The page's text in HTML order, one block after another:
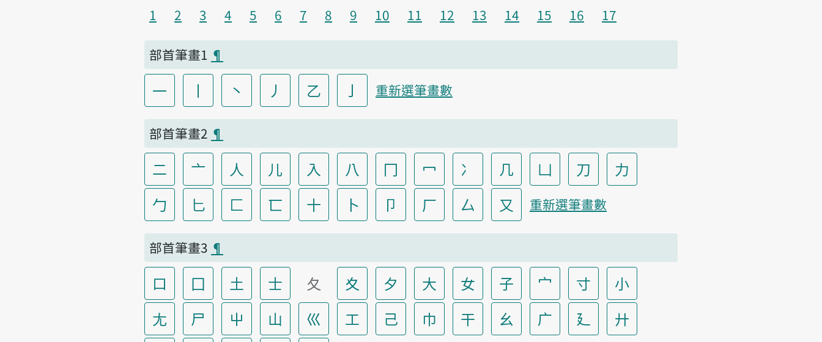
1
2 3 4 5 6 7 8 9 10 11 12 13 14 15 16 17
部首筆畫1 ¶
一 丨 丶 丿 乙 亅 重新選筆畫數
部首筆畫2 ¶
二 亠 人 儿 入 八 冂 冖 冫 几 凵 刀
力
勹
匕 匚 匸 十 卜 卩 厂 厶 又 重新選筆畫數
部首筆畫3 ¶
口 囗 土 士 夂 夊 夕 大 女 子 宀 寸
小
尢
尸 屮 山 巛 工 己 巾 干 幺 广 廴
廾